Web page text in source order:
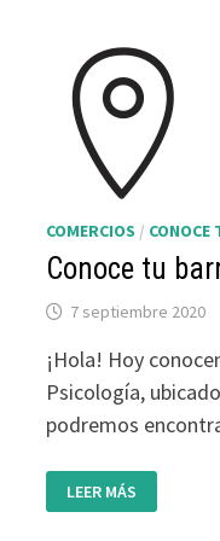
COMERCIOS / CONOCE
Conoce tu
7 septiembre 2020
¡Hola! Hoy
Psicología,
podremos
CONOCE
TU
BARRIO:
LEER MÁS